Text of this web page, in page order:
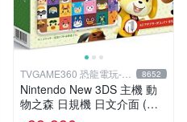
TVGAME360 恐龍電玩-台
中店
8652
Nintendo New 3DS 主機 動
物之森 日規機 日文介面 (附
原廠充電器+保護貼)【台中恐